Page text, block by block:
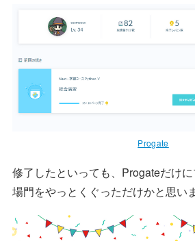
Progate
修了したといっても、Progateだけ
場門をやっとくぐっただけかと思い